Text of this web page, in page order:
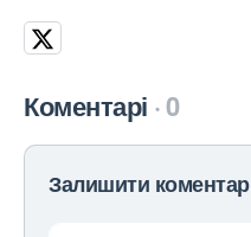
Коментарі 0
Залишити коментар